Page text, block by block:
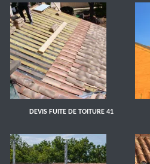
DEVIS FUITE DE TOITURE 41